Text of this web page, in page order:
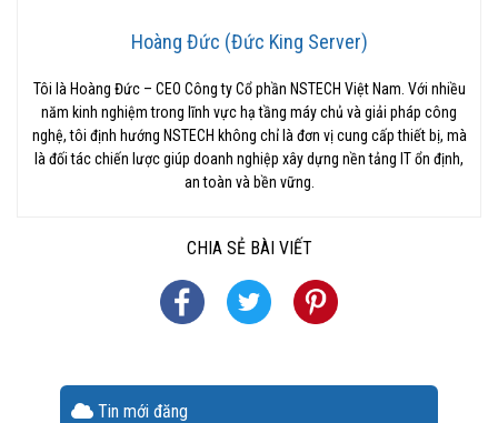
Hoàng Đức (Đức King Server)
Tôi là Hoàng Đức – CEO Công ty Cổ phần NSTECH Việt Nam. Với nhiều
năm kinh nghiệm trong lĩnh vực hạ tầng máy chủ và giải pháp công
nghệ, tôi định hướng NSTECH không chỉ là đơn vị cung cấp thiết bị, mà
là đối tác chiến lược giúp doanh nghiệp xây dựng nền tảng IT ổn định,
an toàn và bền vững.
CHIA SẺ BÀI VIẾT
Tin mới đăng